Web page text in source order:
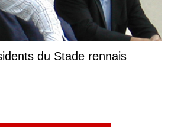
du Stade rennais